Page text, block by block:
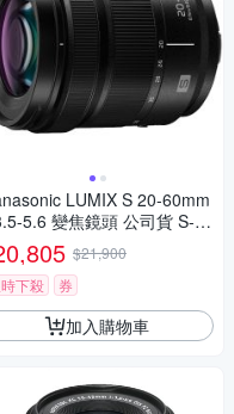
LUMIX S 20-60mm
5.6 變焦鏡頭 公司貨 S-R
$21,900
下殺
券
加入購物車